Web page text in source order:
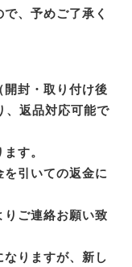
、予めご了承く
開封・取り付け後
、返品対応可能で
す。
引いての返金に
ご連絡お願い致
りますが、新し